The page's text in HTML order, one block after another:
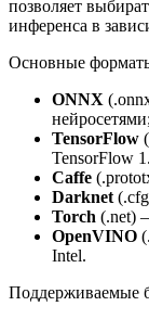
позволяет
инференса в
Основные
ONNX
TensorFlow
TensorFlow
Caffe
Darknet
Torch (.net)
OpenVINO
Intel.
Поддерживаемые